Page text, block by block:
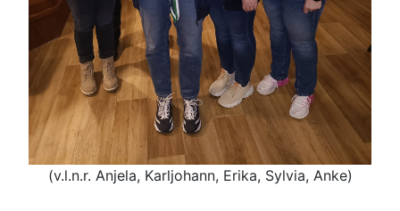
(v.l.n.r. Anjela, Karljohann, Erika, Sylvia, Anke)